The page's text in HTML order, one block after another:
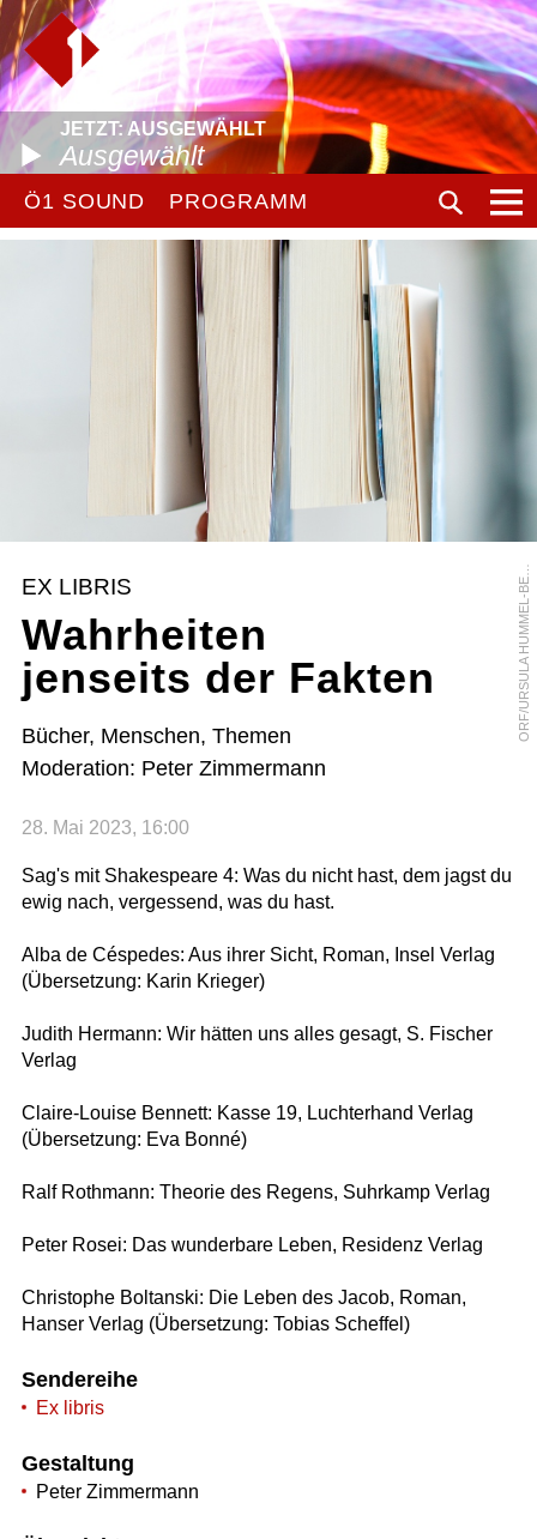
JETZT: AUSGEWÄHLT
Ausgewählt
Ö1 SOUND PROGRAMM
O
R
F
/
U
R
S
U
L
A
H
U
M
M
E
L
-
B
E
R
G
E
R
EX LIBRIS
Wahrheiten
jenseits der Fakten
Bücher, Menschen, Themen
Moderation: Peter Zimmermann
28. Mai 2023, 16:00
Sag's mit Shakespeare 4: Was du nicht hast, dem jagst du
ewig nach, vergessend, was du hast.
Alba de Céspedes: Aus ihrer Sicht, Roman, Insel Verlag
(Übersetzung: Karin Krieger)
Judith Hermann: Wir hätten uns alles gesagt, S. Fischer
Verlag
Claire-Louise Bennett: Kasse 19, Luchterhand Verlag
(Übersetzung: Eva Bonné)
Ralf Rothmann: Theorie des Regens, Suhrkamp Verlag
Peter Rosei: Das wunderbare Leben, Residenz Verlag
Christophe Boltanski: Die Leben des Jacob, Roman,
Hanser Verlag (Übersetzung: Tobias Scheffel)
Sendereihe
Ex libris
Gestaltung
Peter Zimmermann